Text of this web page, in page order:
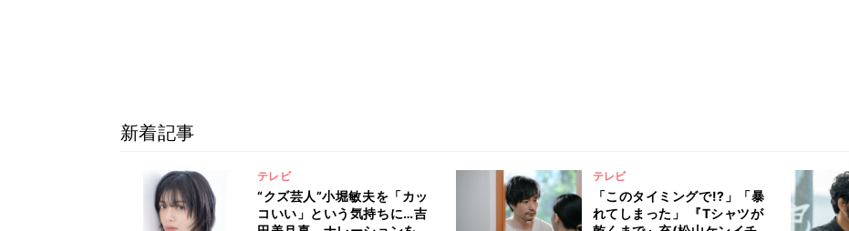
新着記事
テレビ
“クズ芸人”小堀敏夫を「カッ
コいい」という気持ちに…吉
テレビ
「このタイミングで!?」「暴
れてしまった」 『Tシャツが